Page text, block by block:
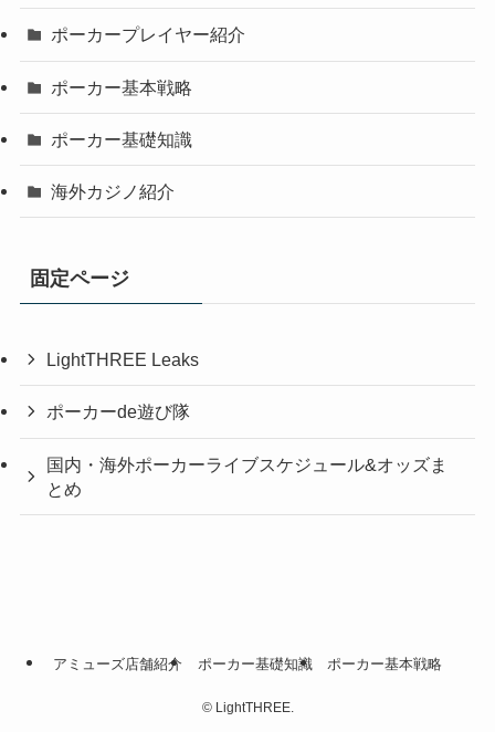
ポーカープレイヤー紹介
ポーカー基本戦略
ポーカー基礎知識
海外カジノ紹介
固定ページ
LightTHREE Leaks
ポーカーde遊び隊
国内・海外ポーカーライブスケジュール&オッズま
とめ
アミューズ店舗紹介 ポーカー基礎知識 ポーカー基本戦略
©LightTHREE.